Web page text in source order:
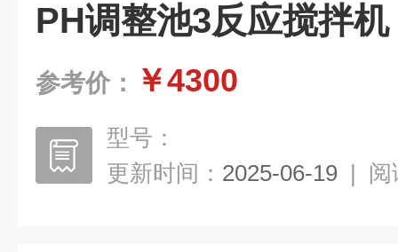
PH调整池3反应搅拌机
参考价： ￥4300
型号：
更新时间： 2025-06-19 | 阅